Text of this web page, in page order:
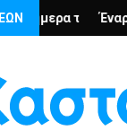
– Ο
εργασιών